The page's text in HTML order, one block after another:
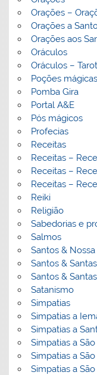
Orações –
Orações a
Orações aos
Oráculos
Oráculos –
Poções mágicas
Pomba Gira
Portal A&E
Pós mágicos
Profecias
Receitas
Receitas –
Receitas –
Receitas –
Reiki
Religião
Sabedorias e
Salmos
Santos &
Santos & Santas
Santos &
Satanismo
Simpatias
Simpatias a
Simpatias a
Simpatias a
Simpatias a
Simpatias a